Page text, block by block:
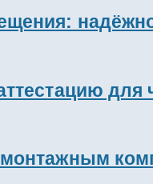
для